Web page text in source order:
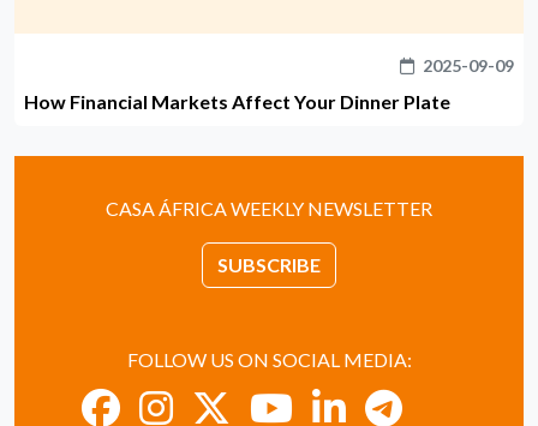
2025-09-09
How Financial Markets Affect Your Dinner Plate
CASA ÁFRICA WEEKLY NEWSLETTER
SUBSCRIBE
FOLLOW US ON SOCIAL MEDIA: